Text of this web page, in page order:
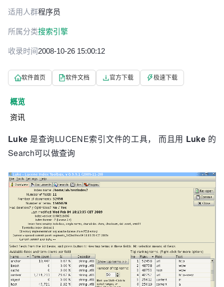
适用人群程序员
所属分类搜索引擎
收录时间2008-10-26 15:00:12
软件首页 软件文档 官方下载 极速下载
概览
资讯
Luke 是查询LUCENE索引文件的工具， 而且用 Luke 的
Search可以做查询